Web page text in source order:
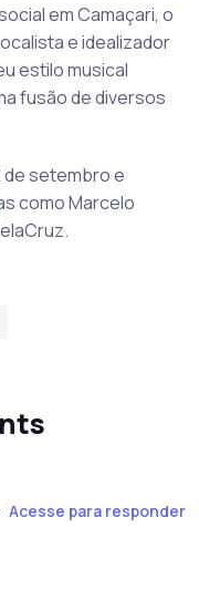
em Camaçari, o
e idealizador
estilo musical
fusão de diversos
de setembro e
como Marcelo
Acesse para responder